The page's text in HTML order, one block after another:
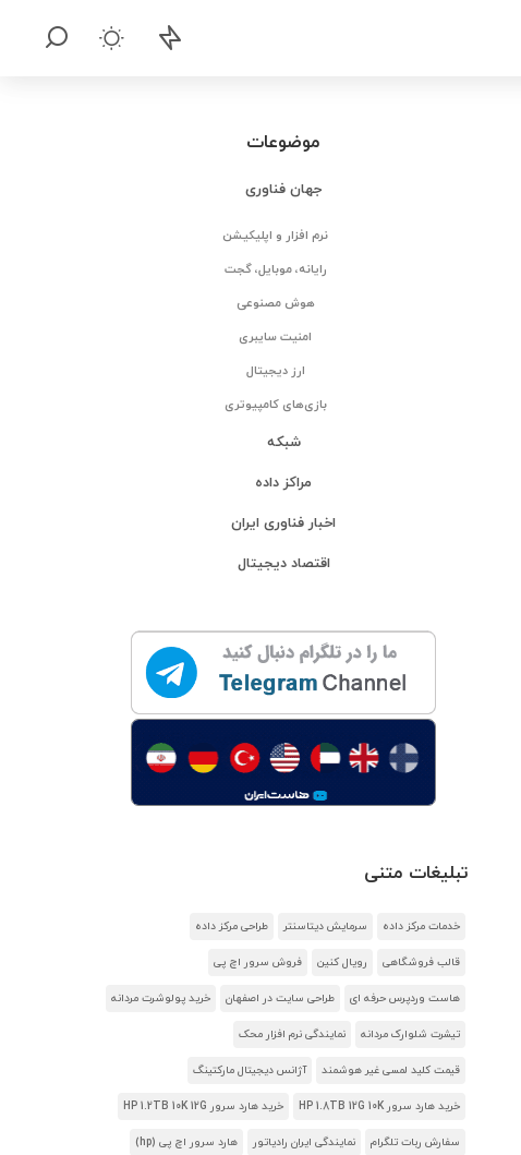
موضوعات
جهان فناوری
نرم افزار و اپلیکیشن
رایانه، موبایل، گجت
هوش مصنوعی
امنیت سایبری
ارز دیجیتال
بازی‌های کامپیوتری
شبکه
مراکز داده
اخبار فناوری ایران
اقتصاد دیجیتال
تبلیغات متنی
خدمات مرکز داده سرمایش دیتاسنتر طراحی مرکز داده
قالب فروشگاهی رویال کنین فروش سرور اچ پی
هاست وردپرس حرفه ای طراحی سایت در اصفهان خرید پولوشرت مردانه
تیشرت شلوارک مردانه نمایندگی نرم افزار محک
قیمت کلید لمسی غیر هوشمند آژانس دیجیتال مارکتینگ
خرید هارد سرور HP 1.8TB 12G 10K خرید هارد سرور HP 1.2TB 10K 12G
سفارش ربات تلگرام نمایندگی ایران رادیاتور هارد سرور اچ پی (hp)